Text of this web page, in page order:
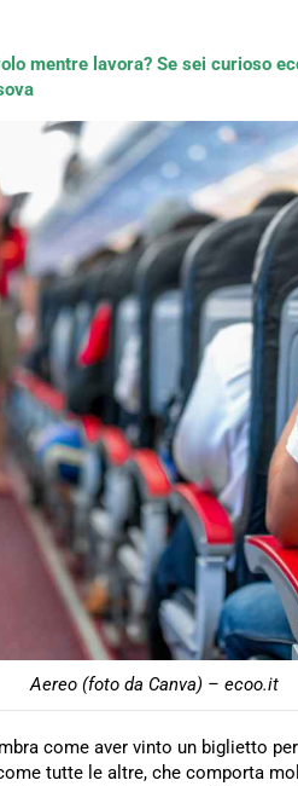
mentre lavora? Se sei curioso
Aereo (foto da Canva) – ecoo.it
come aver vinto un biglietto per
tutte le altre, che comporta